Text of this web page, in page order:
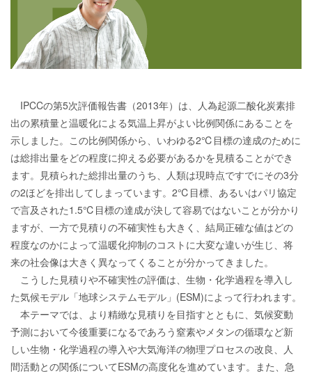
IPCCの第5次評価報告書（2013年）は、人為起源二酸化炭素排
出の累積量と温暖化による気温上昇がよい比例関係にあることを
示しました。この比例関係から、いわゆる2℃目標の達成のために
は総排出量をどの程度に抑える必要があるかを見積ることができ
ます。見積られた総排出量のうち、人類は現時点ですでにその3分
の2ほどを排出してしまっています。2℃目標、あるいはパリ協定
で言及された1.5℃目標の達成が決して容易ではないことが分かり
ますが、一方で見積りの不確実性も大きく、結局正確な値はどの
程度なのかによって温暖化抑制のコストに大変な違いが生じ、将
来の社会像は大きく異なってくることが分かってきました。
こうした見積りや不確実性の評価は、生物・化学過程を導入し
た気候モデル「地球システムモデル」(ESM)によって行われます。
本テーマでは、より精緻な見積りを目指すとともに、気候変動
予測において今後重要になるであろう窒素やメタンの循環など新
しい生物・化学過程の導入や大気海洋の物理プロセスの改良、人
間活動との関係についてESMの高度化を進めています。また、急